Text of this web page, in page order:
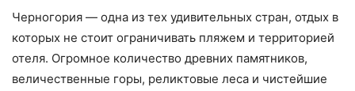
Черногория — одна из тех удивительных стран, отдых в
которых не стоит ограничивать пляжем и территорией
отеля. Огромное количество древних памятников,
величественные горы, реликтовые леса и чистейшие